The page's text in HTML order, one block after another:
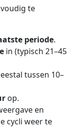
te
periode.
in (typisch 21–45
tussen 10–
op.
en
cycli weer te